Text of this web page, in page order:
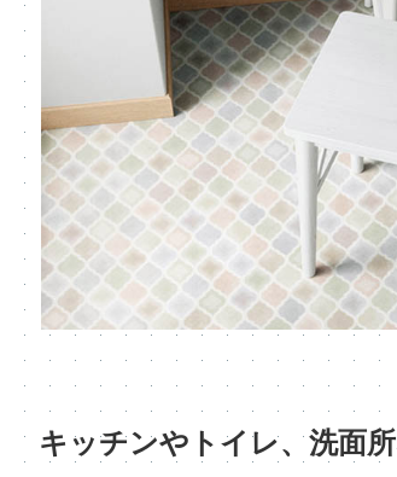
キッチンやトイレ、洗面